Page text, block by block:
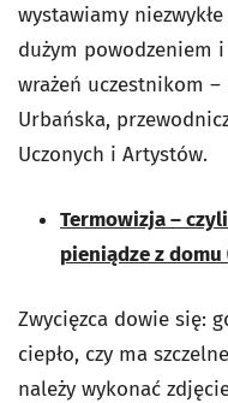
wystawiamy
dużym powodzeniem
wrażeń uczestnikom
Urbańska,
Uczonych i Artystów.
Termowizja –
pieniądze z domu
Zwycięzca dowie się:
ciepło, czy ma
należy wykonać